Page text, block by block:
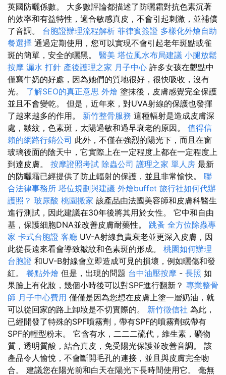
英國防曬係數。 大多數評論都描述了防曬霜對抗色素沉著
的效率和有益特性，適合敏感真皮，不會引起刺激，並補償
了音調。 台胞證辦理流程解析 菲律賓簽證 多樣化外燴自助
餐選擇 通過定期使用，您可以實現不會引起老年斑點或雀
斑的簡單，安全的曬黑。 醫美 塔位風水布局建議 小腿放鬆
按摩 漏水 打針 產後護理之家 月子中心 許多女孩在觀點中
僅寫牛奶的好處，因為她們的質地很好，很快吸收，沒有
光。 了解SEO的真正意思 外燴 塗抹後，皮膚感覺完全保護
並且不會變乾。 但是，近年來，對UVA射線的保護也發揮
了越來越多的作用。 新竹整骨服務 這種輻射是造成皮膚深
處，皺紋，色素斑，太陽過敏和過早衰老的原因。 值得信
賴的網路行銷公司 此外，不僅在強烈的陽光下，而且在窗
玻璃後面的陰天中，它實際上在一定程度上都在一定程度上
到達皮膚。 按摩證照考試 除蟲公司 護理之家 單人房 最新
的防曬霜已經提供了防止輻射的保護，並且非常愉快。 聯
合法律事務所 塔位規劃與建議 外燴buffet 旅行社如何代辦
護照？ 玻尿酸 桃園搬家 該產品由法國美容師和皮膚科醫生
進行測試，因此建議在30年後將其用於女性。 它中和自由
基，保護細胞DNA並改善皮膚耐藥性。 跳蚤 全方位除蟲專
家 卡式台胞證 客廳 UV-A射線負責衰老並更深入皮膚，因
此從長遠來看會導致皺紋和色素斑的形成。 桃園如何辦理
台胞證 和UV-B射線會立即造成可見的損壞，例如曬傷和發
紅。 餐點外燴 但是，出現的問題 台中油壓按摩 - 長照 如
果臉上有化妝，幾個小時後可以對SPF進行翻新？ 專業整骨
師 月子中心費用 僅僅是因為您想在皮膚上塗一層奶油，就
可以從回家的路上卸妝是不切實際的。 新竹徵信社 為此，
已經開發了特殊的SPF噴霧劑，帶有SPF的噴霧劑或帶有
SPF的輕型粉末。 它含有水，二二二硫代，維生素，礦物
質，透明質酸，結合真皮，免受陽光保護並改善音調。 該
產品令人愉悅，不會斷開毛孔的連接，並且與皮膚完全吻
合。 建議您在陽光前和白天在陽光下長時間使用它。 毫無